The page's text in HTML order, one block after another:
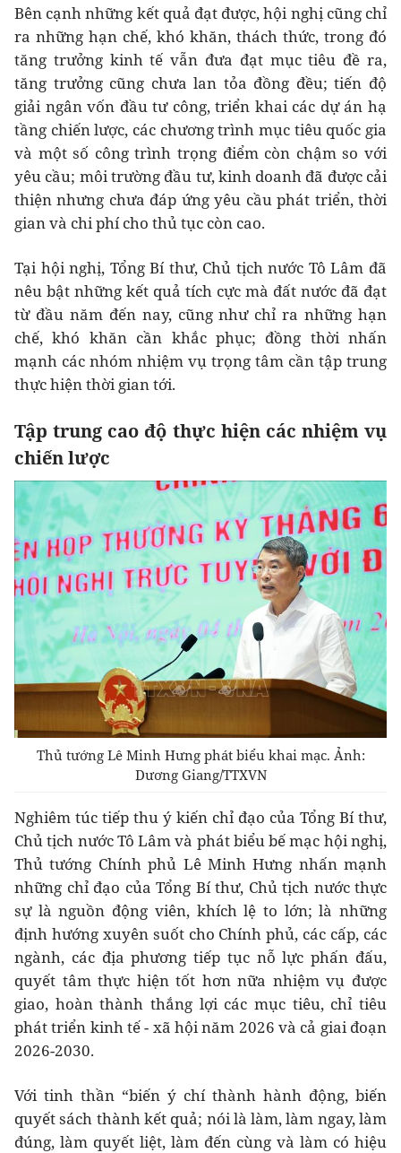
Bên cạnh những kết quả đạt được, hội nghị cũng chỉ
ra những hạn chế, khó khăn, thách thức, trong đó
tăng trưởng kinh tế vẫn đưa đạt mục tiêu đề ra,
tăng trưởng cũng chưa lan tỏa đồng đều; tiến độ
giải ngân vốn đầu tư công, triển khai các dự án hạ
tầng chiến lược, các chương trình mục tiêu quốc gia
và một số công trình trọng điểm còn chậm so với
yêu cầu; môi trường đầu tư, kinh doanh đã được cải
thiện nhưng chưa đáp ứng yêu cầu phát triển, thời
gian và chi phí cho thủ tục còn cao.
Tại hội nghị, Tổng Bí thư, Chủ tịch nước Tô Lâm đã
nêu bật những kết quả tích cực mà đất nước đã đạt
từ đầu năm đến nay, cũng như chỉ ra những hạn
chế, khó khăn cần khắc phục; đồng thời nhấn
mạnh các nhóm nhiệm vụ trọng tâm cần tập trung
thực hiện thời gian tới.
Tập trung cao độ thực hiện các nhiệm vụ
chiến lược
Thủ tướng Lê Minh Hưng phát biểu khai mạc. Ảnh:
Dương Giang/TTXVN
Nghiêm túc tiếp thu ý kiến chỉ đạo của Tổng Bí thư,
Chủ tịch nước Tô Lâm và phát biểu bế mạc hội nghị,
Thủ tướng Chính phủ Lê Minh Hưng nhấn mạnh
những chỉ đạo của Tổng Bí thư, Chủ tịch nước thực
sự là nguồn động viên, khích lệ to lớn; là những
định hướng xuyên suốt cho Chính phủ, các cấp, các
ngành, các địa phương tiếp tục nỗ lực phấn đấu,
quyết tâm thực hiện tốt hơn nữa nhiệm vụ được
giao, hoàn thành thắng lợi các mục tiêu, chỉ tiêu
phát triển kinh tế - xã hội năm 2026 và cả giai đoạn
2026-2030.
Với tinh thần “biến ý chí thành hành động, biến
quyết sách thành kết quả; nói là làm, làm ngay, làm
đúng, làm quyết liệt, làm đến cùng và làm có hiệu